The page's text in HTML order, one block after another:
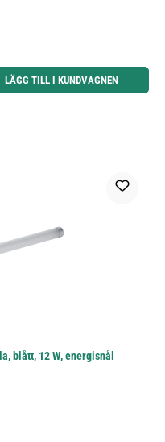
för att öka eller minska kvantiteten.
LÄGG TILL I KUNDVAGNEN
blått, 12 W, energisnål